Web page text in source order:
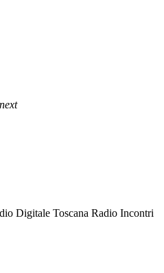
Digitale Toscana Radio Incontri